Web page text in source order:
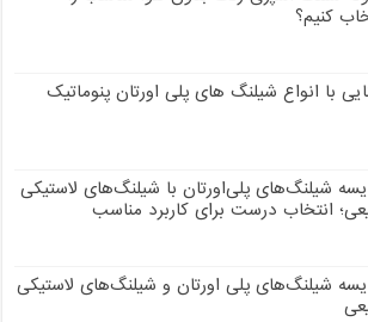
کنیم؟
با انواع شیلنگ های پلی اورتان پنوماتیک
شیلنگ‌های پلی‌اورتان با شیلنگ‌های لاستیکی
انتخاب درست برای کاربرد مناسب
شیلنگ‌های پلی اورتان و شیلنگ‌های لاستیکی